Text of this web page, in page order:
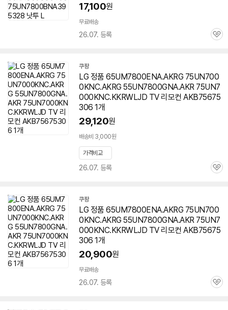
17,100원
무료배송
26.07. 등록
관
쿠팡
LG 정품 65UM7800ENA.AKRG 75UN700
0KNC.AKRG 55UN7800GNA.AKR 75UN7
000KNC.KKRWLJD TV 리모컨 AKB75675
306 1개
29,120원
배송비 3,000원
가격비교
26.07. 등록
관
쿠팡
LG 정품 65UM7800ENA.AKRG 75UN700
0KNC.AKRG 55UN7800GNA.AKR 75UN7
000KNC.KKRWLJD TV 리모컨 AKB75675
306 1개
20,900원
무료배송
26.07. 등록
관